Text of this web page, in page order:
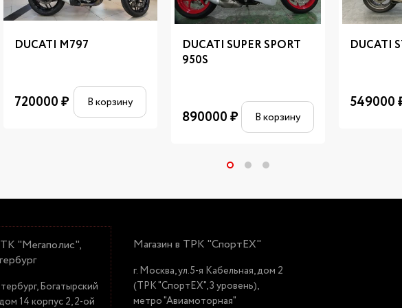
DUCATI M797
720000₽ В корзину
DUCATI SUPER SPORT
950S
890000₽ В корзину
DUCATI
549000
"Мегаполис",
Богатырский
14 корпус 2, 2-ой
Магазин в ТРК "СпортЕХ"
г. Москва, ул.5-я Кабельная, дом 2
(ТРК "СпортЕХ", 3 уровень),
метро "Авиамоторная"